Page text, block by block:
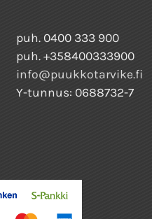
puh. 0400 333 900
puh. +358400333900
info@puukkotarvike.fi
Y-tunnus: 0688732-7